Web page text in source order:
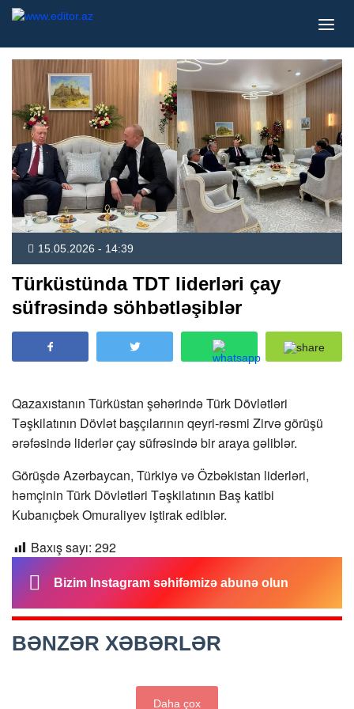
15.05.2026 - 14:39
Türküstünda TDT liderləri çay
süfrəsində söhbətləşiblər
Qazaxıstanın Türküstan şəhərində Türk Dövlətləri
Təşkilatının Dövlət başçılarının qeyri-rəsmi Zirvə görüşü
ərəfəsində liderlər çay süfrəsində bir araya gəliblər.
Görüşdə Azərbaycan, Türkiyə və Özbəkistan liderləri,
həmçinin Türk Dövlətləri Təşkilatının Baş katibi
Kubanıçbek Omuraliyev iştirak ediblər.
Baxış sayı: 292
Bizim Instagram səhifəmizə abunə olun
BƏNZƏR XƏBƏRLƏR
Daha çox